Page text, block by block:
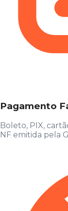
Pagamento
Boleto, PIX,
NF emitida pela